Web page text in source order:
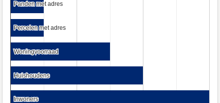
Panden met adres
Panden met adres
Percelen met adres
Percelen met adres
Woningvoorraad
Woningvoorraad
Huishoudens
Huishoudens
Inwoners
Inwoners